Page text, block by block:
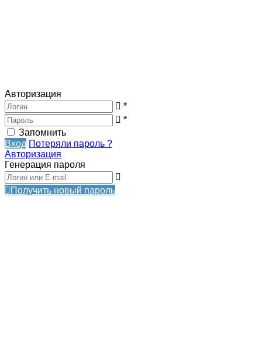
Авторизация
*
*
Запомнить
Вход Потеряли пароль ?
Авторизация
Генерация пароля
Получить новый пароль